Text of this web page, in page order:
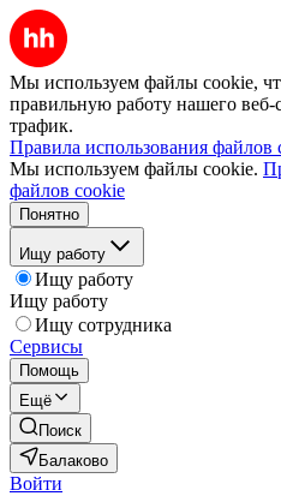
Мы используем файлы cookie,
правильную работу нашего веб-
трафик.
Правила использования файлов
Мы используем файлы cookie.
файлов cookie
Понятно
Ищу работу
Ищу работу
Ищу работу
Ищу сотрудника
Сервисы
Помощь
Ещё
Поиск
Балаково
Войти